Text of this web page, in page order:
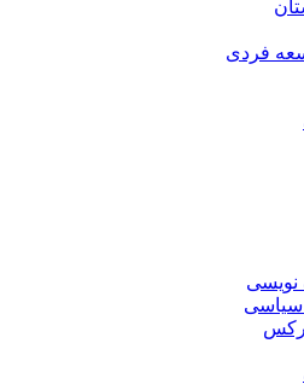
فردی
نویسی
سیاسی